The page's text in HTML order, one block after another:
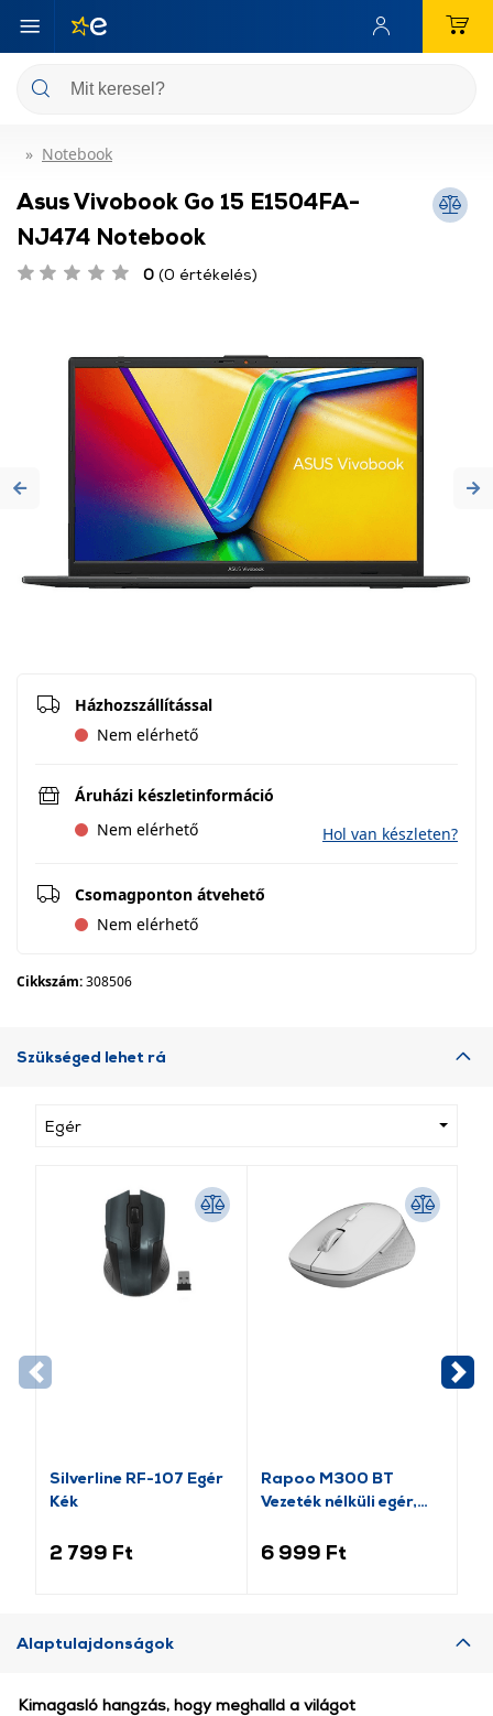
Notebook
Asus Vivobook Go 15 E1504FA-
NJ474 Notebook
0 (0 értékelés)
Previous
Házhozszállítással
Nem elérhető
Áruházi készletinformáció
Nem elérhető
Hol van készleten?
Csomagponton átvehető
Nem elérhető
Cikkszám:308506
Szükséged lehet rá
Egér
Silverline RF-107 Egér
Kék
2 799 Ft
Rapoo M300 BT
Vezeték nélküli egér,
(184340)
6 999 Ft
Alaptulajdonságok
Kimagasló hangzás, hogy meghalld a világot